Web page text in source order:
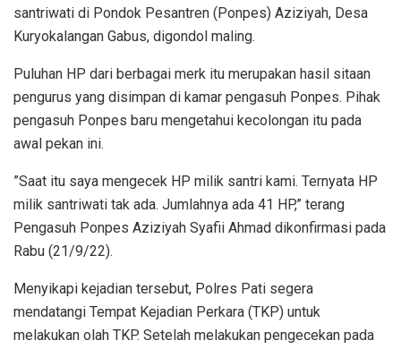
santriwati di Pondok Pesantren (Ponpes) Aziziyah, Desa
Kuryokalangan Gabus, digondol maling.
Puluhan HP dari berbagai merk itu merupakan hasil sitaan
pengurus yang disimpan di kamar pengasuh Ponpes. Pihak
pengasuh Ponpes baru mengetahui kecolongan itu pada
awal pekan ini.
”Saat itu saya mengecek HP milik santri kami. Ternyata HP
milik santriwati tak ada. Jumlahnya ada 41 HP,” terang
Pengasuh Ponpes Aziziyah Syafii Ahmad dikonfirmasi pada
Rabu (21/9/22).
Menyikapi kejadian tersebut, Polres Pati segera
mendatangi Tempat Kejadian Perkara (TKP) untuk
melakukan olah TKP. Setelah melakukan pengecekan pada